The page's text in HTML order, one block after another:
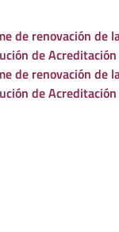
de renovación de
de
de renovación de
de